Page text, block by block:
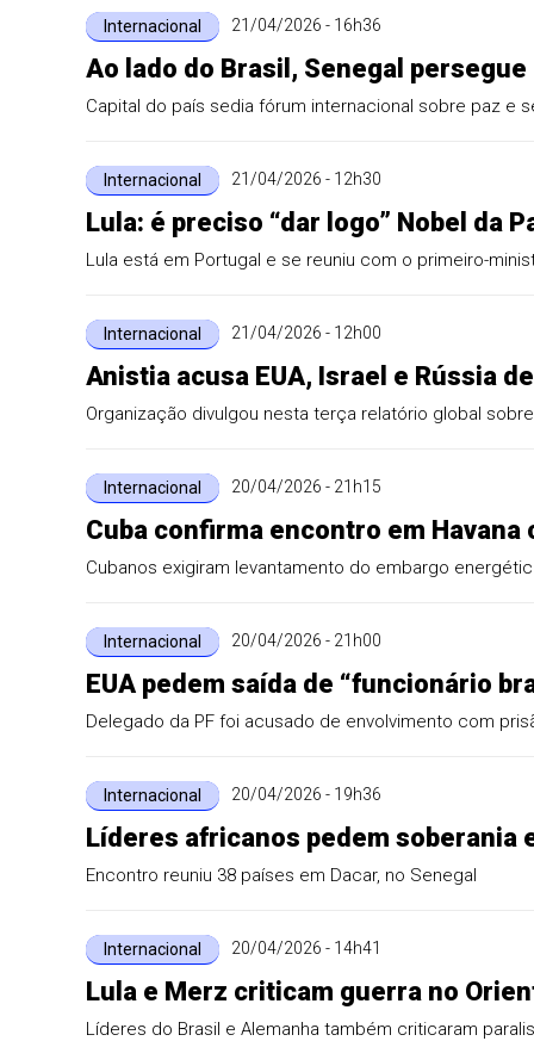
Internacional 21/04/2026 - 16h36
Ao lado do Brasil, Senegal
Capital do país sedia fórum internacional sobre paz e
Internacional 21/04/2026 - 12h30
Lula: é preciso “dar logo” Nobel da
Lula está em Portugal e se reuniu com o primeiro-
Internacional 21/04/2026 - 12h00
Anistia acusa EUA, Israel e Rússia
Organização divulgou nesta terça relatório global
Internacional 20/04/2026 - 21h15
Cuba confirma encontro em Havana
Cubanos exigiram levantamento do embargo
Internacional 20/04/2026 - 21h00
EUA pedem saída de “funcionário
Delegado da PF foi acusado de envolvimento com
Internacional 20/04/2026 - 19h36
Líderes africanos pedem
Encontro reuniu 38 países em Dacar, no Senegal
Internacional 20/04/2026 - 14h41
Lula e Merz criticam guerra no
Líderes do Brasil e Alemanha também criticaram